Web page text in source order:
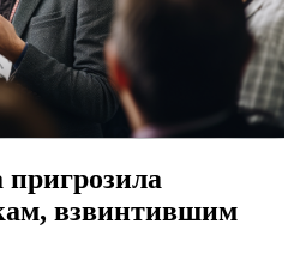
пригрозила
взвинтившим